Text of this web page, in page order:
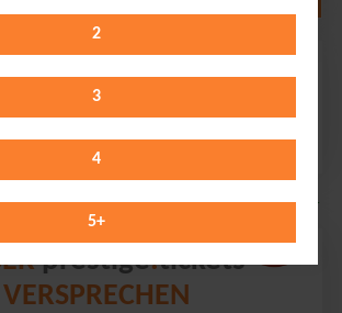
2
3
4
5+
Großer Saal // Chemnitz
prestige.tickets
VERSPRECHEN